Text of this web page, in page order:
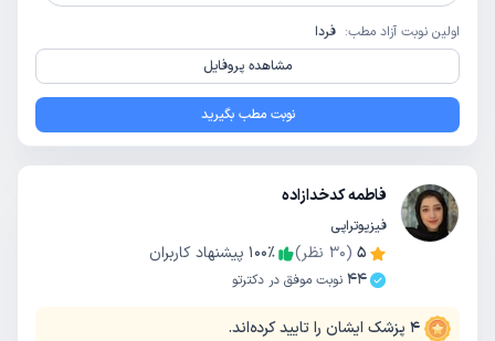
اولین نوبت آزاد مطب: فردا
مشاهده پروفایل
نوبت مطب بگیرید
فاطمه کدخدازاده
فیزیوتراپی
5
(
30 نظر) 100٪
پیشنهاد کاربران
44 نوبت موفق در دکترتو
4 پزشک ایشان را تایید کرده‌اند.